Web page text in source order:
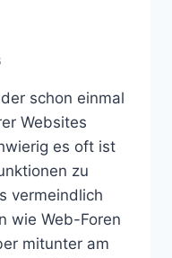
schon einmal
Websites
es oft ist
zu
vermeindlich
wie Web-Foren
mitunter am